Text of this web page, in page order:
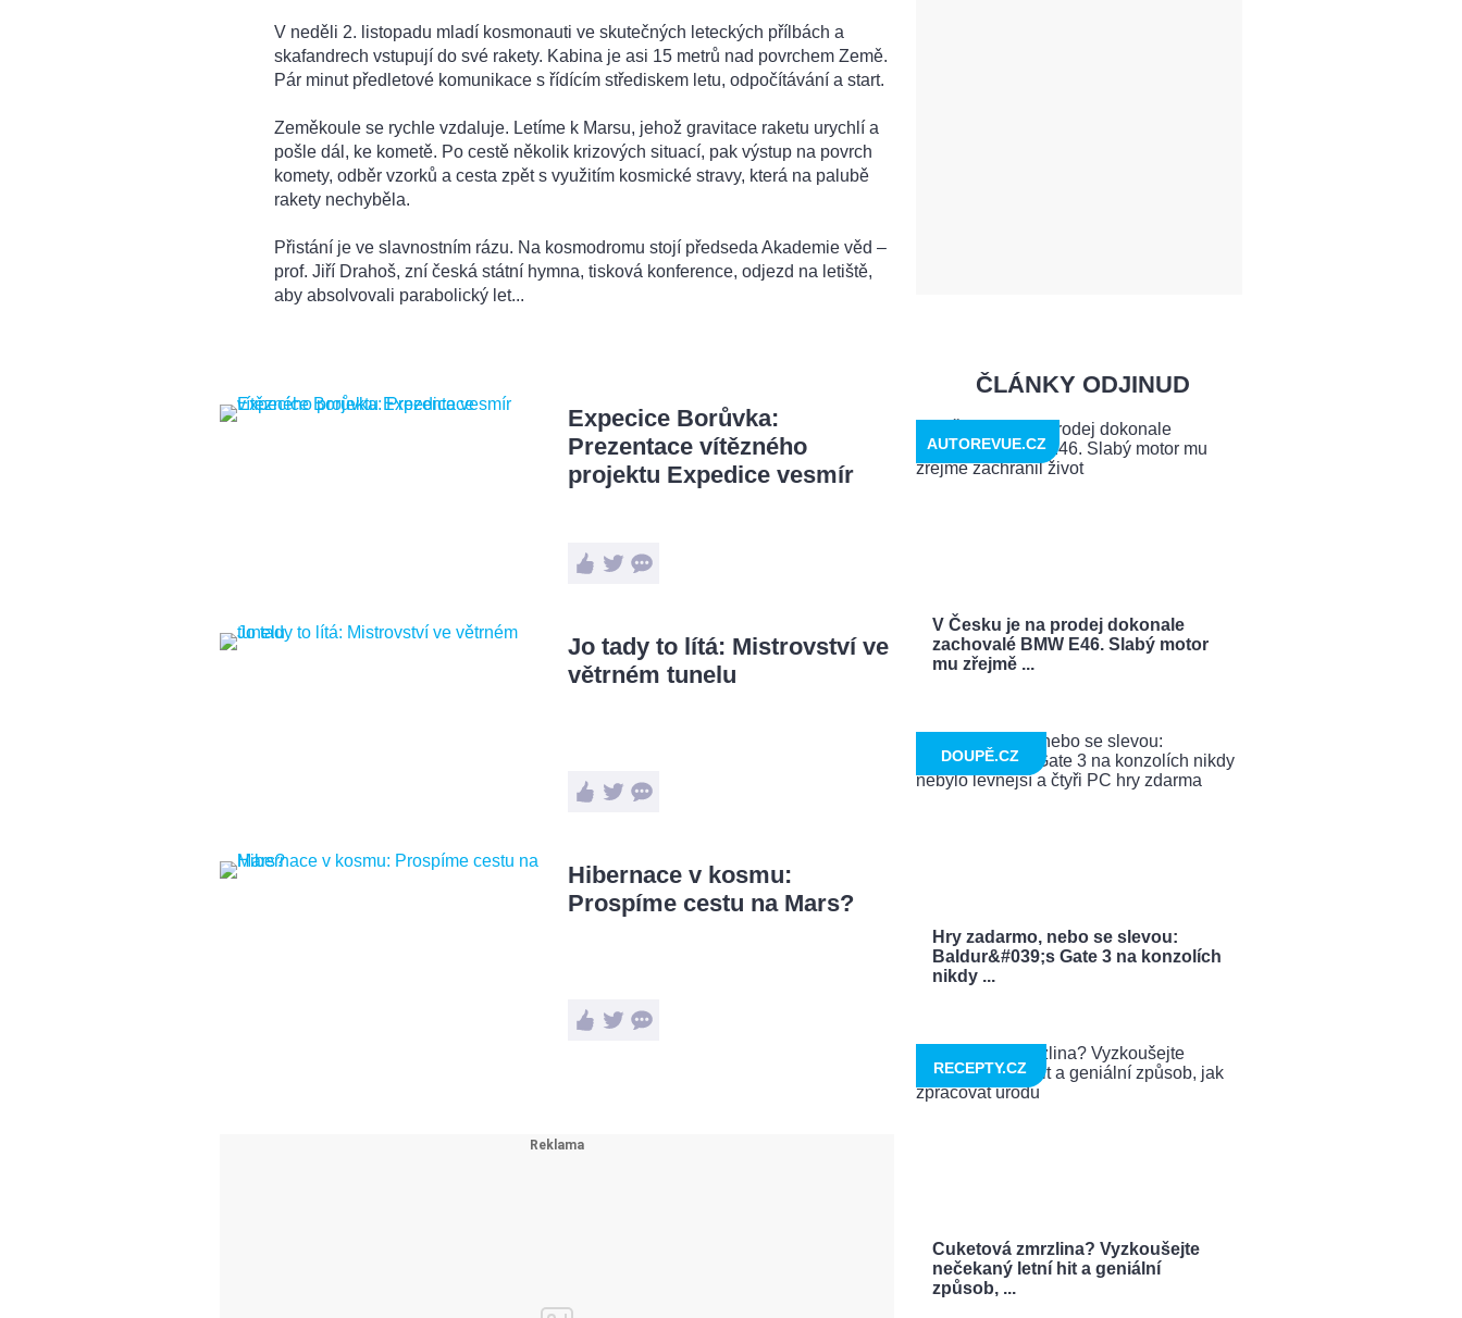
V neděli 2. listopadu mladí kosmonauti ve skutečných leteckých přílbách a
skafandrech vstupují do své rakety. Kabina je asi 15 metrů nad povrchem Země.
Pár minut předletové komunikace s řídícím střediskem letu, odpočítávání a start.
Zeměkoule se rychle vzdaluje. Letíme k Marsu, jehož gravitace raketu urychlí a
pošle dál, ke kometě. Po cestě několik krizových situací, pak výstup na povrch
komety, odběr vzorků a cesta zpět s využitím kosmické stravy, která na palubě
rakety nechyběla.
Přistání je ve slavnostním rázu. Na kosmodromu stojí předseda Akademie věd –
prof. Jiří Drahoš, zní česká státní hymna, tisková konference, odjezd na letiště,
aby absolvovali parabolický let...
Expecice Borůvka:
Prezentace vítězného
projektu Expedice vesmír
Jo tady to lítá: Mistrovství ve
větrném tunelu
Hibernace v kosmu:
Prospíme cestu na Mars?
ČLÁNKY ODJINUD
V Česku je na prodej dokonale
zachovalé BMW E46. Slabý motor
mu zřejmě ...
AUTOREVUE.CZ
Hry zadarmo, nebo se slevou:
Baldur&#039;s Gate 3 na konzolích
nikdy ...
DOUPĚ.CZ
Cuketová zmrzlina? Vyzkoušejte
nečekaný letní hit a geniální
způsob, ...
RECEPTY.CZ